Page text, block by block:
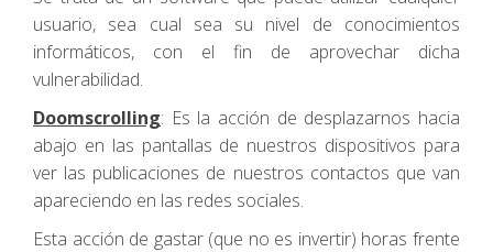
usuario, sea cual sea su nivel de conocimientos
informáticos, con el fin de aprovechar dicha
vulnerabilidad.
Doomscrolling: Es la acción de desplazarnos hacia
abajo en las pantallas de nuestros dispositivos para
ver las publicaciones de nuestros contactos que van
apareciendo en las redes sociales.
Esta acción de gastar (que no es invertir) horas frente